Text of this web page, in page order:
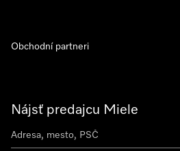
Nájsť predajcu Miele
Obchodní partneri